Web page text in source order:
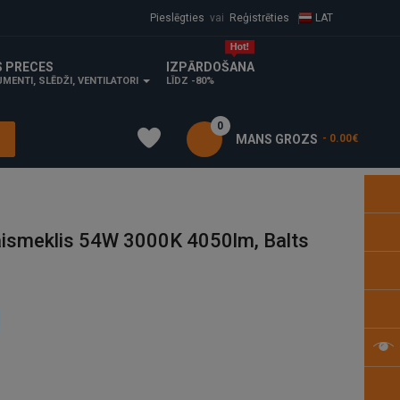
Pieslēgties vai Reģistrēties LAT
PRECES
SLĒDŽI, VENTILATORI
IZPĀRDOŠANA
LĪDZ -80%
MANS GROZS
0
- 0.00€
54W 3000K 4050lm, Balts